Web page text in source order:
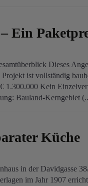
Ein
Dieses
ist vollständig
1.300.000 Kein
Bauland-Kerngebiet
Küche
in der Davidgasse
im Jahr 1907